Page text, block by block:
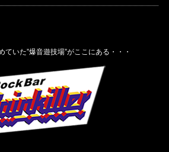
ていた”爆音遊技場”がここにある・・・